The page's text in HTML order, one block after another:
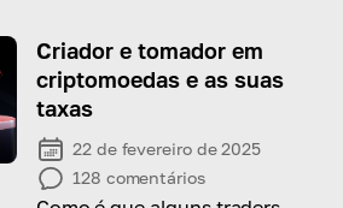
Criador e tomador em
criptomoedas e as suas
taxas
22 de fevereiro de 2025
128 comentários